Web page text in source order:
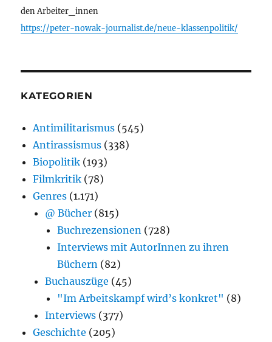
den Arbeiter_innen
https://peter-nowak-journalist.de/neue-klassenpolitik/
KATEGORIEN
Antimilitarismus (545)
Antirassismus (338)
Biopolitik (193)
Filmkritik (78)
Genres (1.171)
@ Bücher (815)
Buchrezensionen (728)
Interviews mit AutorInnen zu ihren
Büchern (82)
Buchauszüge (45)
"Im Arbeitskampf wird’s konkret" (8)
Interviews (377)
Geschichte (205)